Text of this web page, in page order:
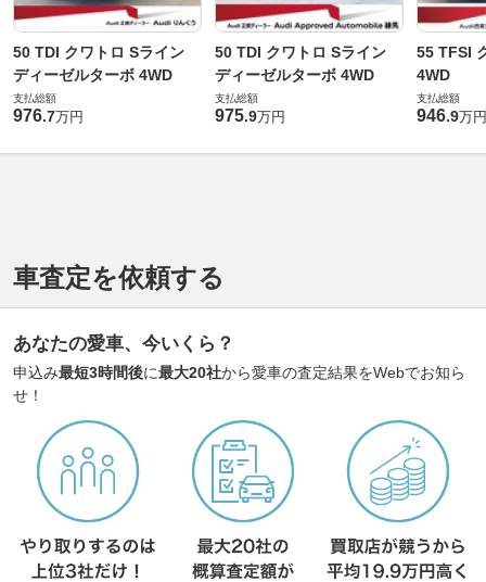
50 TDI クワトロ Sライン
ディーゼルターボ 4WD
支払総額
976.7万円
50 TDI クワトロ Sライン
ディーゼルターボ 4WD
支払総額
975.9万円
55 TFSI
4WD
支払総額
946.9万円
車査定を依頼する
あなたの愛車、今いくら？
申込み最短3時間後に最大20社から愛車の査定結果をWebでお知ら
せ！